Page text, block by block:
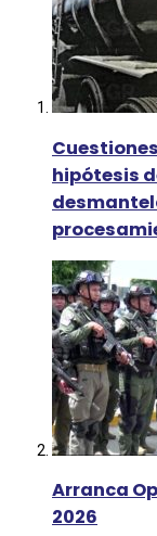
hipótesis
Arranca
2026